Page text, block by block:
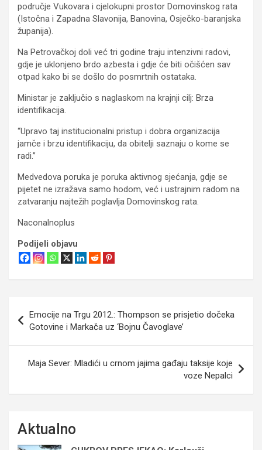
područje Vukovara i cjelokupni prostor Domovinskog rata
(Istočna i Zapadna Slavonija, Banovina, Osječko-baranjska
županija).
Na Petrovačkoj doli već tri godine traju intenzivni radovi,
gdje je uklonjeno brdo azbesta i gdje će biti očišćen sav
otpad kako bi se došlo do posmrtnih ostataka.
Ministar je zaključio s naglaskom na krajnji cilj: Brza
identifikacija.
“Upravo taj institucionalni pristup i dobra organizacija
jamče i brzu identifikaciju, da obitelji saznaju o kome se
radi.”
Medvedova poruka je poruka aktivnog sjećanja, gdje se
pijetet ne izražava samo hodom, već i ustrajnim radom na
zatvaranju najtežih poglavlja Domovinskog rata.
Naconalnoplus
Podijeli objavu
objava
Emocije na Trgu 2012.: Thompson se prisjetio dočeka
Gotovine i Markača uz ‘Bojnu Čavoglave’
Maja Sever: Mladići u crnom jajima gađaju taksije koje
voze Nepalci
Aktualno